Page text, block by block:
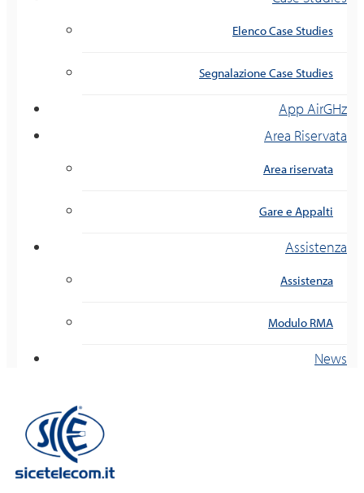
Elenco Case Studies
Segnalazione Case Studies
App AirGHz
Area Riservata
Area riservata
Gare e Appalti
Assistenza
Assistenza
Modulo RMA
News